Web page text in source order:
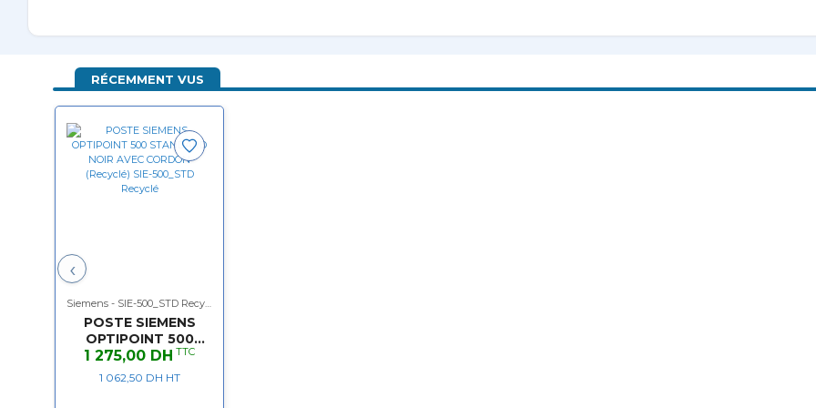
RÉCEMMENT VUS
‹
Siemens - SIE-500_STD Recyclé
POSTE SIEMENS
OPTIPOINT 500
STANDARD Blanc
AVEC CORDON
(Recyclé)
1 275,00 DH TTC
1 062,50 DH HT